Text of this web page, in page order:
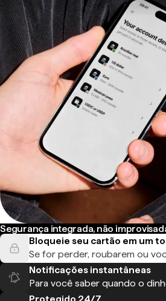
Segurança integrada, não
Bloqueie seu cartão em um
Se for perder, roubarem ou
Notificações instantâneas
Para você saber quando o